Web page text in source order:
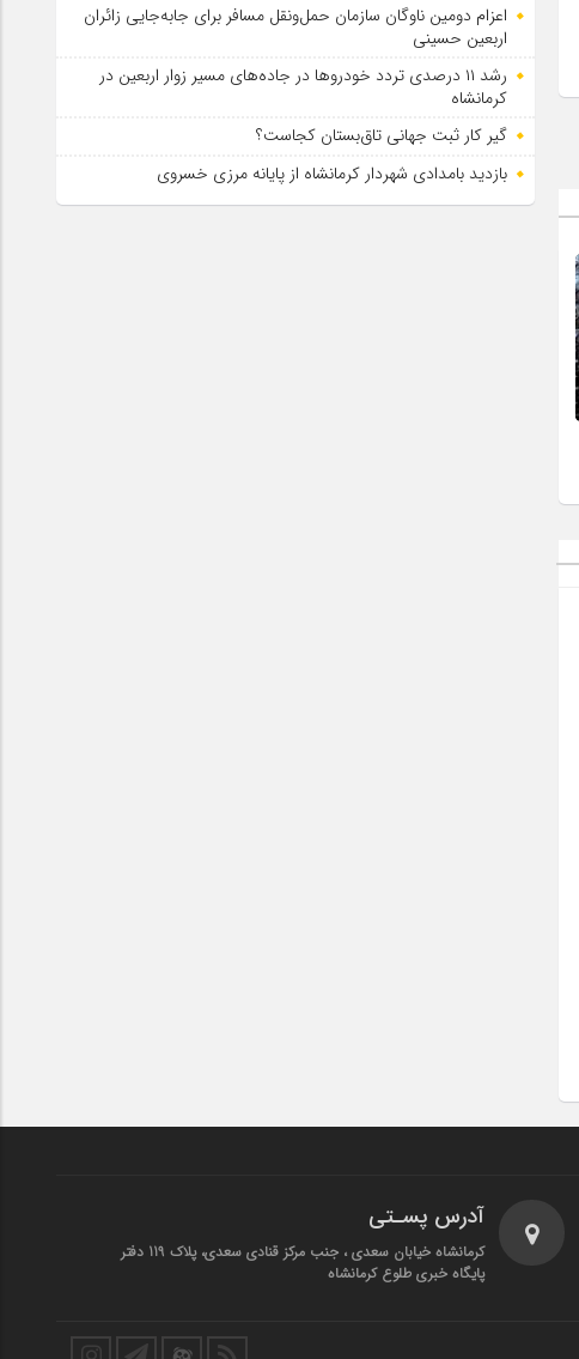
اعزام دومین ناوگان سازمان حمل‌ونقل مسافر برای جابه‌جایی زائران
اربعین حسینی
رشد ۱۱ درصدی تردد خودروها در جاده‌های مسیر زوار اربعین در
کرمانشاه
گیر کار ثبت جهانی تاق‌بستان کجاست؟
بازدید بامدادی شهردار کرمانشاه از پایانه مرزی خسروی
آدرس پسـتی
کرمانشاه خیابان سعدی ، جنب مرکز قنادی سعدی، پلاک 119 دفتر
پایگاه خبری طلوع کرمانشاه